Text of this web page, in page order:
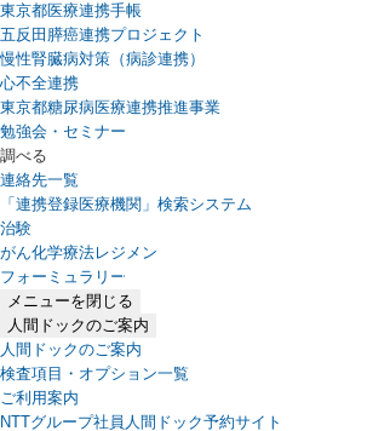
東京都医療連携手帳
五反田膵癌連携プロジェクト
慢性腎臓病対策（病診連携）
心不全連携
東京都糖尿病医療連携推進事業
勉強会・セミナー
調べる
連絡先一覧
「連携登録医療機関」検索システム
（新しいタブで開きます）
治験
がん化学療法レジメン
フォーミュラリー
（PDFファイル、新しいタブで開きます）
メニューを閉じる
人間ドックのご案内
人間ドックのご案内
検査項目・オプション一覧
ご利用案内
NTTグループ社員人間ドック予約サイト